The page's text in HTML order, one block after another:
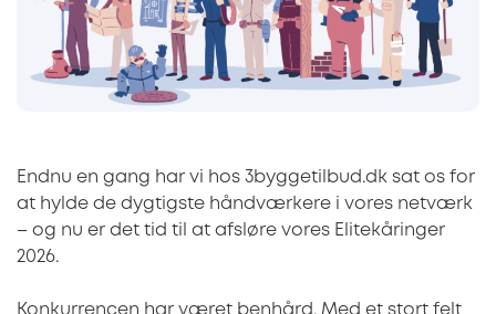
Endnu en gang har vi hos 3byggetilbud.dk sat os for
at hylde de dygtigste håndværkere i vores netværk
– og nu er det tid til at afsløre vores Elitekåringer
2026.
Konkurrencen har været benhård. Med et stort felt